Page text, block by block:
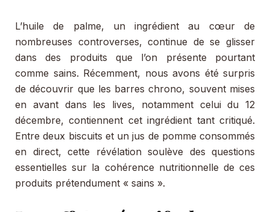
L’huile de palme, un ingrédient au cœur de
nombreuses controverses, continue de se glisser
dans des produits que l’on présente pourtant
comme sains. Récemment, nous avons été surpris
de découvrir que les barres chrono, souvent mises
en avant dans les lives, notamment celui du 12
décembre, contiennent cet ingrédient tant critiqué.
Entre deux biscuits et un jus de pomme consommés
en direct, cette révélation soulève des questions
essentielles sur la cohérence nutritionnelle de ces
produits prétendument « sains ».